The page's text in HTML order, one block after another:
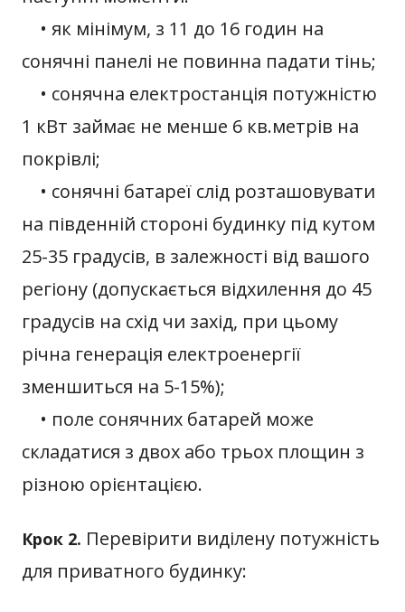
• як мінімум, з 11 до 16 годин на
сонячні панелі не повинна падати тінь;
• сонячна електростанція потужністю
1 кВт займає не менше 6 кв.метрів на
покрівлі;
• сонячні батареї слід розташовувати
на південній стороні будинку під кутом
25-35 градусів, в залежності від вашого
регіону (допускається відхилення до 45
градусів на схід чи захід, при цьому
річна генерація електроенергії
зменшиться на 5-15%);
• поле сонячних батарей може
складатися з двох або трьох площин з
різною орієнтацією.
Крок 2. Перевірити виділену потужність
для приватного будинку: